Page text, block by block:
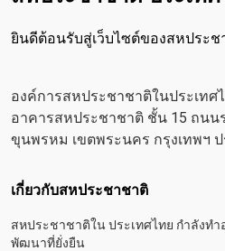
ยินดีต้อนรับสู่เว็บไซต์ของสหประช
องค์การสหประชาชาติในประเทศ
อาคารสหประชาชาติ ชั้น 15 ถนน
ขุนพรหม เขตพระนคร กรุงเทพฯ ป
Footer menu
เกี่ยวกับสหประชาชาติ
สหประชาชาติใน ประเทศไทย กำลังทำ
พัฒนาที่ยั่งยืน